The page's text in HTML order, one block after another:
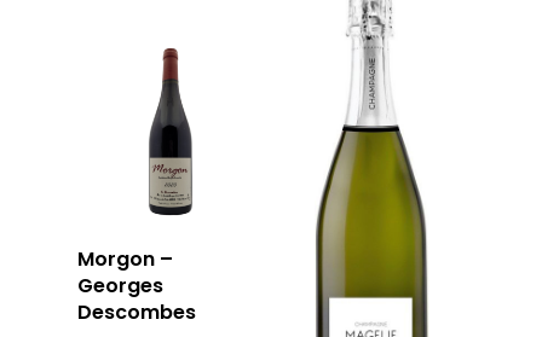
Morgon –
Georges
Descombes